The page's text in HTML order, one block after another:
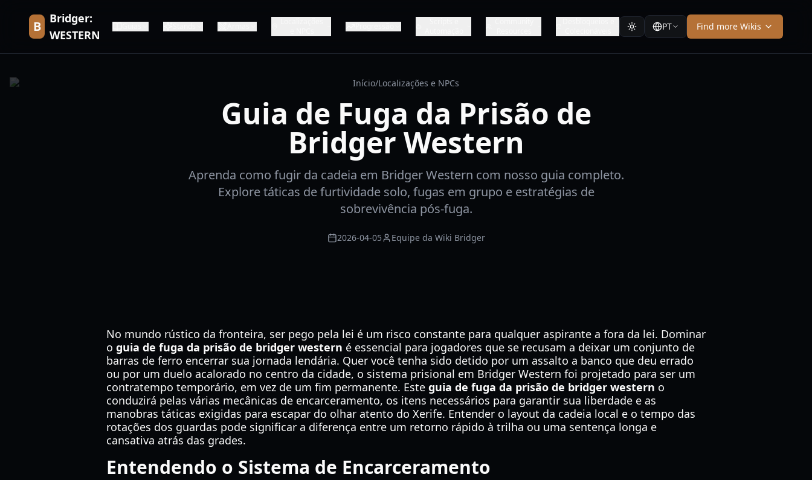
B
Bridger:
WESTERN
PT Find more Wikis
Início/Localizações e NPCs
Guia de Fuga da Prisão de
Bridger Western
Aprenda como fugir da cadeia em Bridger Western com nosso guia completo.
Explore táticas de furtividade solo, fugas em grupo e estratégias de
sobrevivência pós-fuga.
2026-04-05 Equipe da Wiki Bridger
No mundo rústico da fronteira, ser pego pela lei é um risco constante para qualquer aspirante a fora da lei. Dominar
o guia de fuga da prisão de bridger western é essencial para jogadores que se recusam a deixar um conjunto de
barras de ferro encerrar sua jornada lendária. Quer você tenha sido detido por um assalto a banco que deu errado
ou por um duelo acalorado no centro da cidade, o sistema prisional em Bridger Western foi projetado para ser um
contratempo temporário, em vez de um fim permanente. Este guia de fuga da prisão de bridger western o
conduzirá pelas várias mecânicas de encarceramento, os itens necessários para garantir sua liberdade e as
manobras táticas exigidas para escapar do olhar atento do Xerife. Entender o layout da cadeia local e o tempo das
rotações dos guardas pode significar a diferença entre um retorno rápido à trilha ou uma sentença longa e
cansativa atrás das grades.
Entendendo o Sistema de Encarceramento